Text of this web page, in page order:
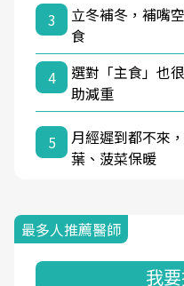
3
立冬補冬，補嘴
食
4
選對「主食」也
助減重
5
月經遲到都不來
葉、菠菜保暖
最多人推薦醫師
我